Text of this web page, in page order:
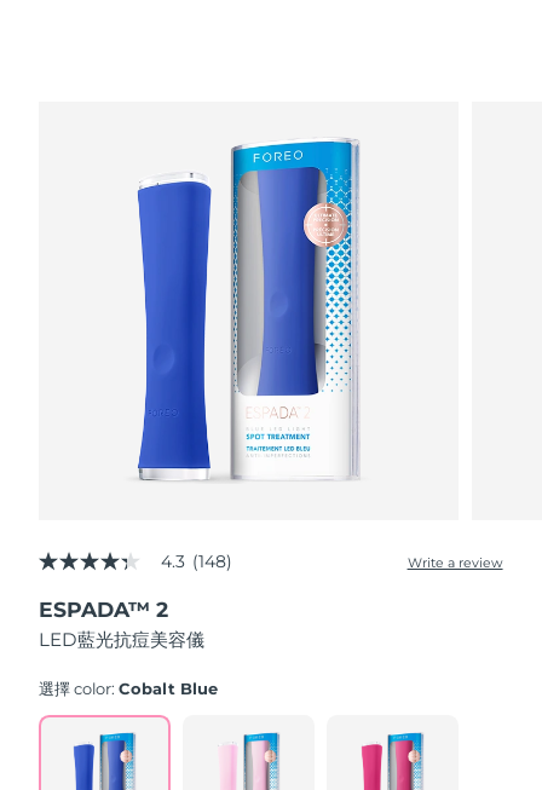
4.3
of
5
stars,
rating
Read
Reviews.
Same
4.3 (148) Write a review
ESPADA™ 2
LED藍光抗痘美容儀
選擇 color:Cobalt Blue
ESPADA™ 設備
All acne treatment devices
眼部護理設備
All revitalizing eye massagers
KIWI™ 皮肤护理
Advanced pore care essentials
LUNA™ Dual-Peptide Scalp
Serum
For healthy hair
Dual LED + sonic device & 18% PAP gel
issa™ Teeth Whitening Gel
18% PAP
男士
預計送達日期
預計送達日期
預計送達日期
預計送達日期
預計送達日期
預計送達日期
黎巴嫩
盧森堡 預計送達日期